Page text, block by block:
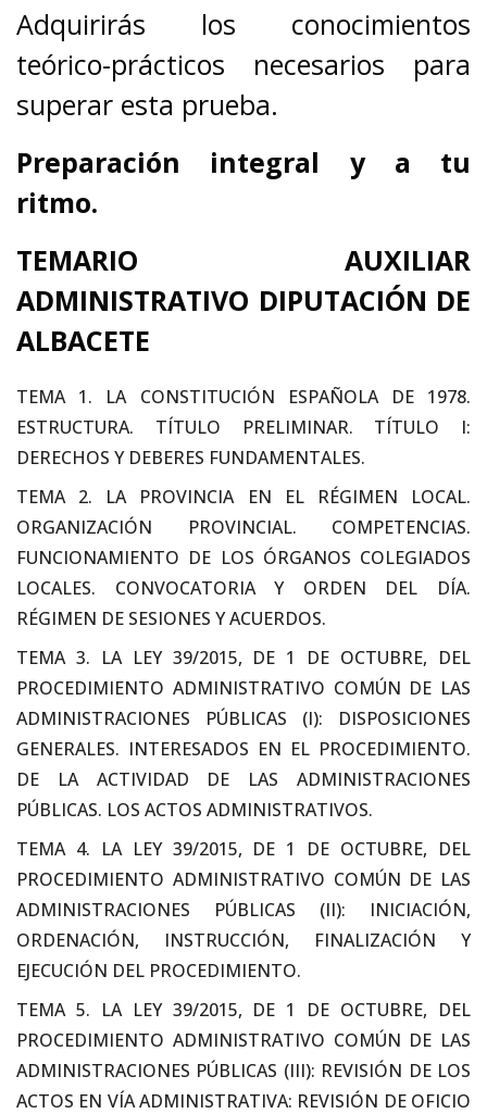
Adquirirás los conocimientos
teórico-prácticos necesarios para
superar esta prueba.
Preparación integral y a tu
ritmo.
TEMARIO AUXILIAR
ADMINISTRATIVO DIPUTACIÓN DE
ALBACETE
TEMA 1. LA CONSTITUCIÓN ESPAÑOLA DE 1978.
ESTRUCTURA. TÍTULO PRELIMINAR. TÍTULO I:
DERECHOS Y DEBERES FUNDAMENTALES.
TEMA 2. LA PROVINCIA EN EL RÉGIMEN LOCAL.
ORGANIZACIÓN PROVINCIAL. COMPETENCIAS.
FUNCIONAMIENTO DE LOS ÓRGANOS COLEGIADOS
LOCALES. CONVOCATORIA Y ORDEN DEL DÍA.
RÉGIMEN DE SESIONES Y ACUERDOS.
TEMA 3. LA LEY 39/2015, DE 1 DE OCTUBRE, DEL
PROCEDIMIENTO ADMINISTRATIVO COMÚN DE LAS
ADMINISTRACIONES PÚBLICAS (I): DISPOSICIONES
GENERALES. INTERESADOS EN EL PROCEDIMIENTO.
DE LA ACTIVIDAD DE LAS ADMINISTRACIONES
PÚBLICAS. LOS ACTOS ADMINISTRATIVOS.
TEMA 4. LA LEY 39/2015, DE 1 DE OCTUBRE, DEL
PROCEDIMIENTO ADMINISTRATIVO COMÚN DE LAS
ADMINISTRACIONES PÚBLICAS (II): INICIACIÓN,
ORDENACIÓN, INSTRUCCIÓN, FINALIZACIÓN Y
EJECUCIÓN DEL PROCEDIMIENTO.
TEMA 5. LA LEY 39/2015, DE 1 DE OCTUBRE, DEL
PROCEDIMIENTO ADMINISTRATIVO COMÚN DE LAS
ADMINISTRACIONES PÚBLICAS (III): REVISIÓN DE LOS
ACTOS EN VÍA ADMINISTRATIVA: REVISIÓN DE OFICIO